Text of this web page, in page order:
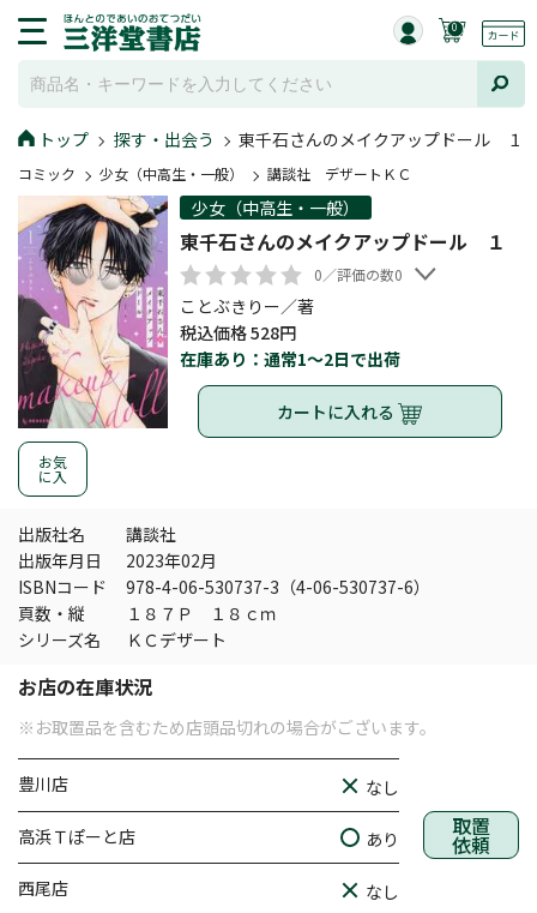
0
トップ 探す・出会う 東千石さんのメイクアップドール １
コミック 少女（中高生・一般） 講談社 デザートＫＣ
お気
に入
少女（中高生・一般）
東千石さんのメイクアップドール １
0／評価の数0
ことぶきりー／著
税込価格 528円
在庫あり：通常1～2日で出荷
カートに入れる
出版社名
講談社
出版年月日
2023年02月
ISBNコード
978-4-06-530737-3（4-06-530737-6）
頁数・縦
１８７Ｐ １８ｃｍ
シリーズ名
ＫＣデザート
お店の在庫状況
※お取置品を含むため店頭品切れの場合がございます。
豊川店 なし
高浜Ｔぽーと店 あり 取置
依頼
西尾店 なし